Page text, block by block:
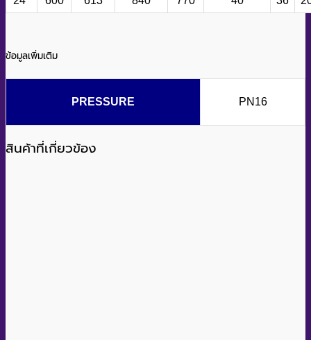
ข้อมูลเพิ่มเติม
PRESSURE PN16
สินค้าที่เกี่ยวข้อง